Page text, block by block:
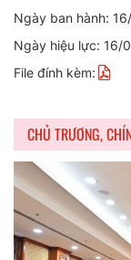
Ngày ban hành:
Ngày hiệu lực: 16/
File đính kèm:
CHỦ TRƯƠNG,